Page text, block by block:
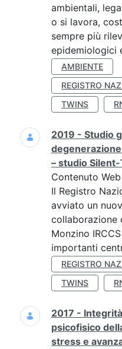
ambientali,
o si lavora,
sempre più
epidemiologici
AMBIENTE
REGISTRO
TWINS
2019 - Studio
– studio
Contenuto Web
Il Registro
avviato un
collaborazione
Monzino
importanti
REGISTRO
TWINS
2017 -
psicofisico
stress e